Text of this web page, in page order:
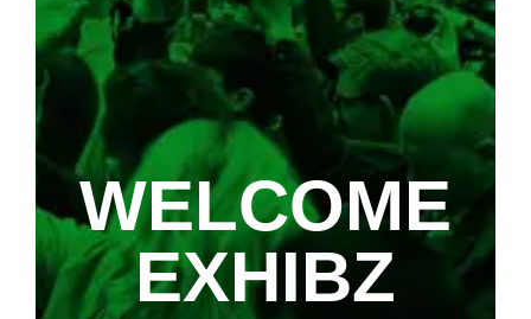
WELCOME
EXHIBZ